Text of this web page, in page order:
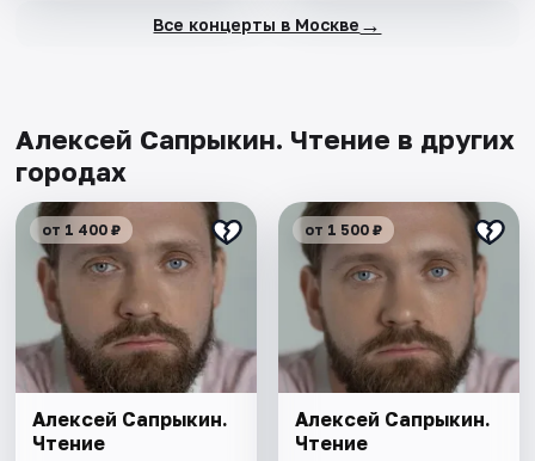
Все концерты в Москве →
Алексей Сапрыкин. Чтение в других
городах
от 1 400 ₽
Алексей Сапрыкин.
Чтение
от 1 500 ₽
Алексей Сапрыкин.
Чтение